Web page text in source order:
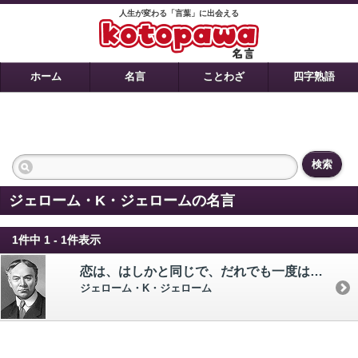
人生が変わる「言葉」に出会える
ホーム 名言 ことわざ 四字熟語
検索
ジェローム・K・ジェロームの名言
1件中 1 - 1件表示
恋は、はしかと同じで、だれでも一度はかかる。
ジェローム・K・ジェローム